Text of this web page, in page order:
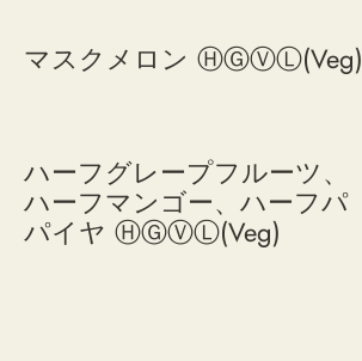
マスクメロン ⒽⒼⓋⓁ(Veg)
ハーフグレープフルーツ、
ハーフマンゴー、ハーフパ
パイヤ ⒽⒼⓋⓁ(Veg)